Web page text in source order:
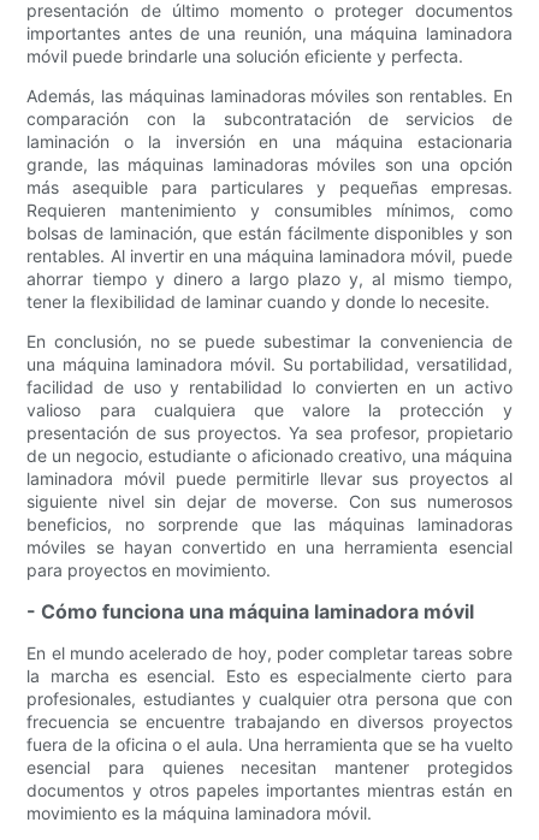
presentación de último momento o proteger documentos
importantes antes de una reunión, una máquina laminadora
móvil puede brindarle una solución eficiente y perfecta.
Además, las máquinas laminadoras móviles son rentables. En
comparación con la subcontratación de servicios de
laminación o la inversión en una máquina estacionaria
grande, las máquinas laminadoras móviles son una opción
más asequible para particulares y pequeñas empresas.
Requieren mantenimiento y consumibles mínimos, como
bolsas de laminación, que están fácilmente disponibles y son
rentables. Al invertir en una máquina laminadora móvil, puede
ahorrar tiempo y dinero a largo plazo y, al mismo tiempo,
tener la flexibilidad de laminar cuando y donde lo necesite.
En conclusión, no se puede subestimar la conveniencia de
una máquina laminadora móvil. Su portabilidad, versatilidad,
facilidad de uso y rentabilidad lo convierten en un activo
valioso para cualquiera que valore la protección y
presentación de sus proyectos. Ya sea profesor, propietario
de un negocio, estudiante o aficionado creativo, una máquina
laminadora móvil puede permitirle llevar sus proyectos al
siguiente nivel sin dejar de moverse. Con sus numerosos
beneficios, no sorprende que las máquinas laminadoras
móviles se hayan convertido en una herramienta esencial
para proyectos en movimiento.
- Cómo funciona una máquina laminadora móvil
En el mundo acelerado de hoy, poder completar tareas sobre
la marcha es esencial. Esto es especialmente cierto para
profesionales, estudiantes y cualquier otra persona que con
frecuencia se encuentre trabajando en diversos proyectos
fuera de la oficina o el aula. Una herramienta que se ha vuelto
esencial para quienes necesitan mantener protegidos
documentos y otros papeles importantes mientras están en
movimiento es la máquina laminadora móvil.